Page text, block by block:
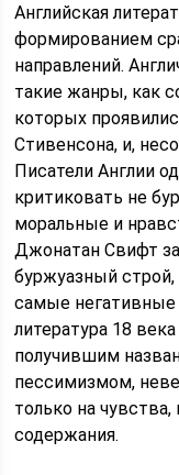
Английская
формированием
направлений.
такие жанры, как
которых
Стивенсона, и,
Писатели Англии
критиковать не
моральные и
Джонатан Свифт
буржуазный строй,
самые негативные
литература 18
получившим
пессимизмом,
только на
содержания.